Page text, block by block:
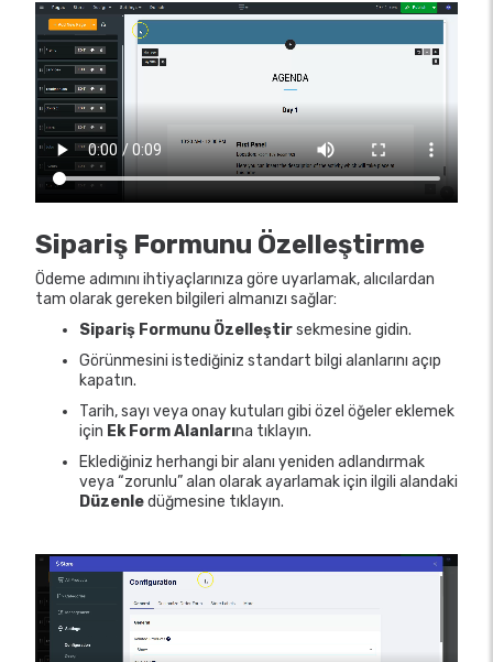
Sipariş Formunu Özelleştirme
Ödeme adımını ihtiyaçlarınıza göre uyarlamak, alıcılardan
tam olarak gereken bilgileri almanızı sağlar:
Sipariş Formunu Özelleştirsekmesine gidin.
Görünmesini istediğiniz standart bilgi alanlarını açıp
kapatın.
Tarih, sayı veya onay kutuları gibi özel öğeler eklemek
için Ek Form Alanlarına tıklayın.
Eklediğiniz herhangi bir alanı yeniden adlandırmak
veya “zorunlu” alan olarak ayarlamak için ilgili alandaki
Düzenledüğmesine tıklayın.